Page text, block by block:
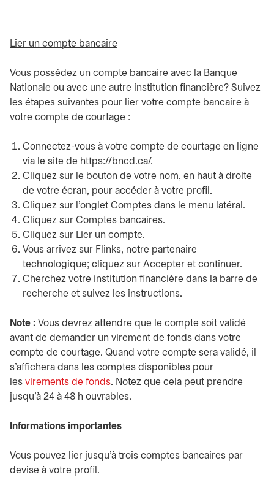
Lier un compte bancaire
Vous possédez un compte bancaire avec la Banque
Nationale ou avec une autre institution financière? Suivez
les étapes suivantes pour lier votre compte bancaire à
votre compte de courtage :
Connectez-vous à votre compte de courtage en ligne
via le site de https://bncd.ca/.
Cliquez sur le bouton de votre nom, en haut à droite
de votre écran, pour accéder à votre profil.
Cliquez sur l’onglet Comptes dans le menu latéral.
Cliquez sur Comptes bancaires.
Cliquez sur Lier un compte.
Vous arrivez sur Flinks, notre partenaire
technologique; cliquez sur Accepter et continuer.
Cherchez votre institution financière dans la barre de
recherche et suivez les instructions.
Note : Vous devrez attendre que le compte soit validé
avant de demander un virement de fonds dans votre
compte de courtage. Quand votre compte sera validé, il
s’affichera dans les comptes disponibles pour
les virements de fonds. Notez que cela peut prendre
jusqu’à 24 à 48 h ouvrables.
Informations importantes
Vous pouvez lier jusqu’à trois comptes bancaires par
devise à votre profil.